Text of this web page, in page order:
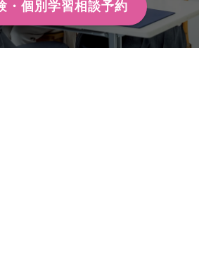
・個別学習相談予約